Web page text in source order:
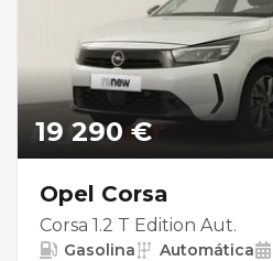
19 290 €
Opel Corsa
Corsa 1.2 T Edition Aut.
Gasolina Automática